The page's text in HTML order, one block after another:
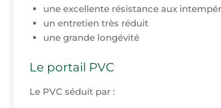
une excellente résistance aux
un entretien très réduit
une grande longévité
Le portail PVC
Le PVC séduit par :